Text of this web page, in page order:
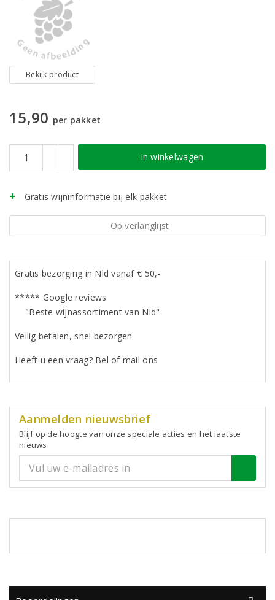
Bekijk product
15,90 per pakket
In winkelwagen
Gratis wijninformatie bij elk pakket
Op verlanglijst
Gratis bezorging in Nld vanaf € 50,-
***** Google reviews
"Beste wijnassortiment van Nld"
Veilig betalen, snel bezorgen
Heeft u een vraag? Bel of mail ons
Aanmelden nieuwsbrief
Blijf op de hoogte van onze speciale acties en het laatste
nieuws.